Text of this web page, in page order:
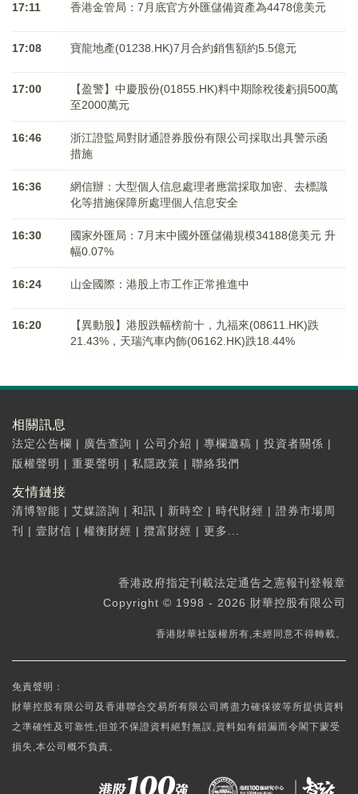
17:11 香港金管局：7月底官方外匯儲備資產為4478億美元
17:08 寶龍地產(01238.HK)7月合約銷售額約5.5億元
17:00
【盈警】中慶股份(01855.HK)料中期除稅後虧損500萬
至2000萬元
16:46
浙江證監局對財通證券股份有限公司採取出具警示函
措施
16:36
網信辦：大型個人信息處理者應當採取加密、去標識
化等措施保障所處理個人信息安全
16:30
國家外匯局：7月末中國外匯儲備規模34188億美元 升
幅0.07%
16:24 山金國際：港股上市工作正常推進中
16:20
【異動股】港股跌幅榜前十，九福來(08611.HK)跌
21.43%，天瑞汽車内飾(06162.HK)跌18.44%
相關訊息
法定公告欄 | 廣告查詢 | 公司介紹 | 專欄邀稿 | 投資者關係 |
版權聲明 | 重要聲明 | 私隱政策 | 聯絡我們
友情鏈接
清博智能 | 艾媒諮詢 | 和訊 | 新時空 | 時代財經 | 證券市場周
刊
| 壹財信 | 權衡財經 | 攬富財經 | 更多...
香港政府指定刊載法定通告之憲報刊登報章
Copyright © 1998 - 2026 財華控股有限公司
香港財華社版權所有,未經同意不得轉載。
免責聲明：
財華控股有限公司及香港聯合交易所有限公司將盡力確保彼等所提供資料
之準確性及可靠性,但並不保證資料絕對無誤,資料如有錯漏而令閣下蒙受
損失,本公司概不負責。